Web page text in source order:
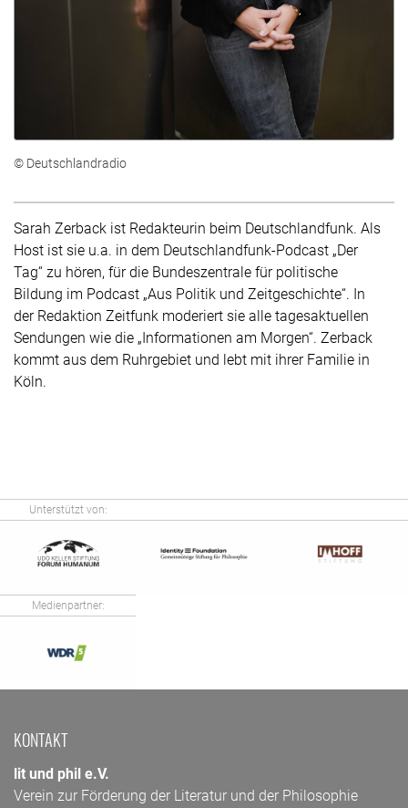
Sarah Zerback ist Redakteurin beim Deutschlandfunk. Als
Host ist sie u.a. in dem Deutschlandfunk-Podcast „Der
Tag“ zu hören, für die Bundeszentrale für politische
Bildung im Podcast „Aus Politik und Zeitgeschichte“. In
der Redaktion Zeitfunk moderiert sie alle tagesaktuellen
Sendungen wie die „Informationen am Morgen“. Zerback
kommt aus dem Ruhrgebiet und lebt mit ihrer Familie in
Köln.
© Deutschlandradio
Unterstützt von:
Medienpartner:
KONTAKT
lit und phil e.V.
Verein zur Förderung der Literatur und der Philosophie